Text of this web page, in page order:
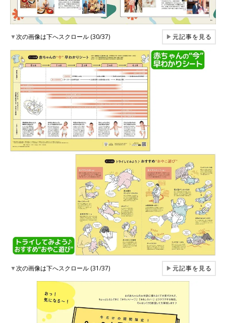
▼次の画像は下へスクロール (30/37) ▶元記事を見る
▼次の画像は下へスクロール (31/37) ▶元記事を見る